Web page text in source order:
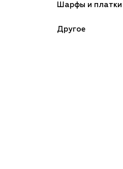
Шарфы и платки
Другое